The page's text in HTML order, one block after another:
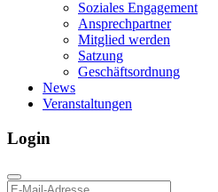
Soziales Engagement
Ansprechpartner
Mitglied werden
Satzung
Geschäftsordnung
News
Veranstaltungen
Login